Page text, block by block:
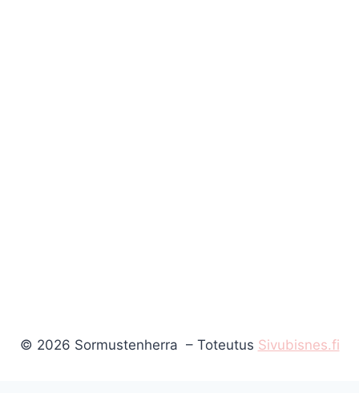
© 2026 Sormustenherra – Toteutus Sivubisnes.fi